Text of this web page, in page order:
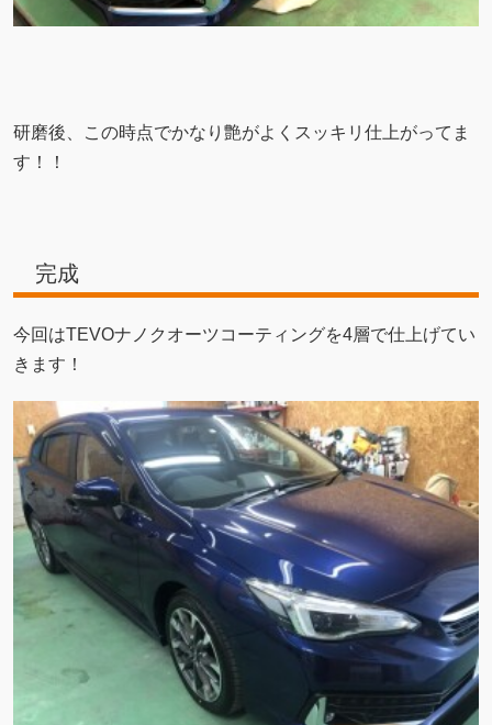
研磨後、この時点でかなり艶がよくスッキリ仕上がってま
す！！
完成
今回はTEVOナノクオーツコーティングを4層で仕上げてい
きます！